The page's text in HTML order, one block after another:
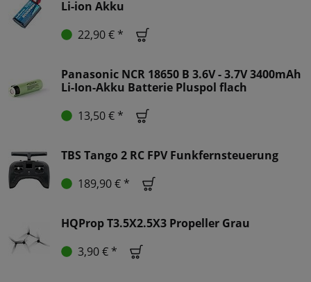
Li-ion Akku
22,90 € *
Panasonic NCR 18650 B 3.6V - 3.7V 3400mAh
Li-Ion-Akku Batterie Pluspol flach
13,50 € *
TBS Tango 2 RC FPV Funkfernsteuerung
189,90 € *
HQProp T3.5X2.5X3 Propeller Grau
3,90 € *